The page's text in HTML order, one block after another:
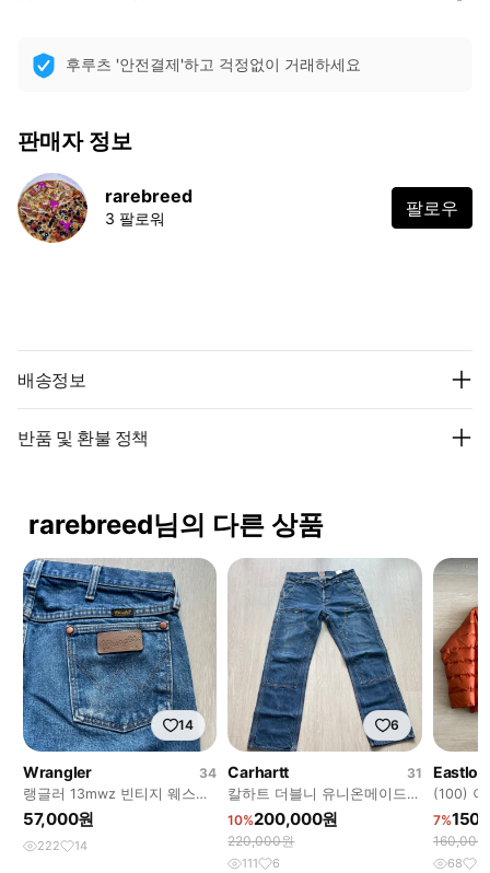
후루츠 '안전결제'하고 걱정없이 거래하세요
판매자 정보
rarebreed
3 팔로워 팔로우
배송정보
반품 및 환불 정책
rarebreed님의 다른 상품
14
Wrangler
34
랭글러 13mwz 빈티지 웨스턴
데님
57,000원
222 14
6
Carhartt
31
칼하트 더블니 유니온메이드
31x32
10%200,000원
220,000원
111 6
(100) 이
량패딩
7%
160,000
68 8